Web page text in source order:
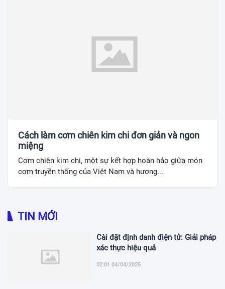
Cách làm cơm chiên kim chi đơn giản và ngon
miệng
Cơm chiên kim chi, một sự kết hợp hoàn hảo giữa món
cơm truyền thống của Việt Nam và hương...
TIN MỚI
Cài đặt định danh điện tử: Giải pháp
xác thực hiệu quả
02:01 04/04/2025